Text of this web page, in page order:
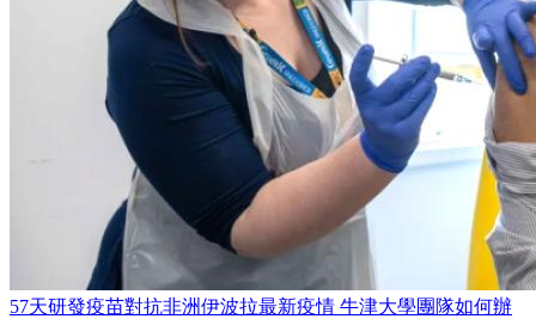
57天研發疫苗對抗非洲伊波拉最新疫情 牛津大學團隊如何辦